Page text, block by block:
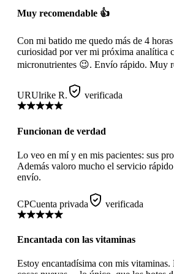
Muy recomendable 👍
Con mi batido me quedo más de 4
curiosidad por ver mi próxima analítica
micronutrientes 😉. Envío rápido. Muy
URUlrike R. verificada
Funcionan de verdad
Lo veo en mí y en mis pacientes: sus
Además valoro mucho el servicio
envío.
CPCuenta privada verificada
Encantada con las vitaminas
Estoy encantadísima con mis vitaminas.